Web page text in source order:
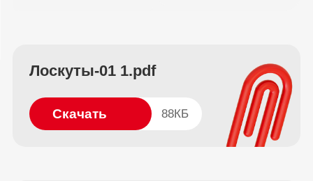
Лоскуты-01 1.pdf
Скачать 88КБ